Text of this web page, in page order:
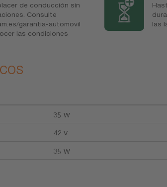
de conducción sin
Consulte
garantia-automovil
las condiciones
las
35 W
42 V
35 W